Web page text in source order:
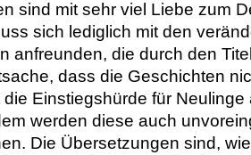
sind mit sehr viel Liebe zum
sich lediglich mit den
anfreunden, die durch den
dass die Geschichten
die Einstiegshürde für
werden diese auch
Die Übersetzungen sind,